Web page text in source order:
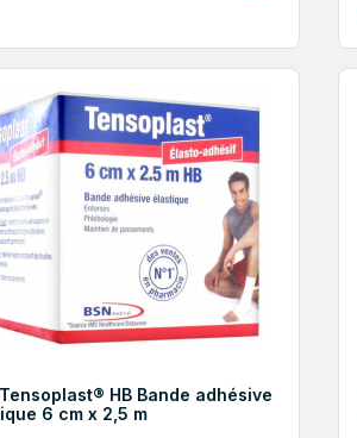
HB Bande adhésive
6 cm x 2,5 m